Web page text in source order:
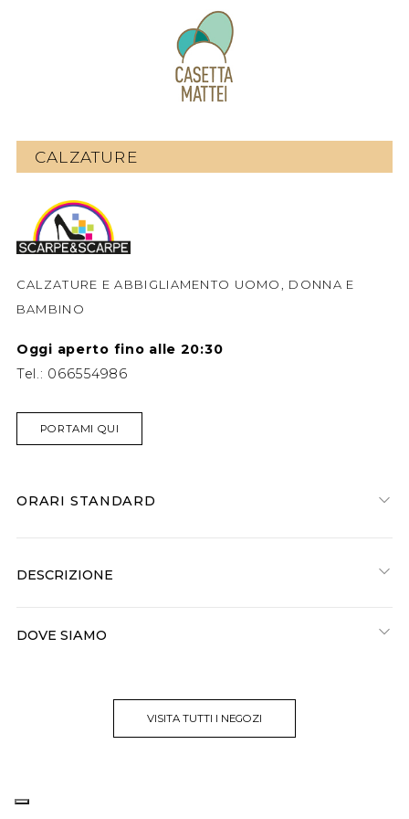
CALZATURE
CALZATURE E ABBIGLIAMENTO UOMO, DONNA E
BAMBINO
Oggi aperto fino alle 20:30
Tel.: 066554986
PORTAMI QUI
ORARI STANDARD
DESCRIZIONE
DOVE SIAMO
VISITA TUTTI I NEGOZI